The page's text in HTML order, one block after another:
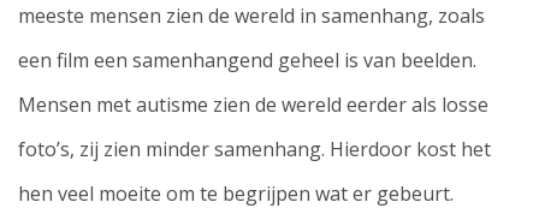
meeste mensen zien de wereld in samenhang, zoals
een film een samenhangend geheel is van beelden.
Mensen met autisme zien de wereld eerder als losse
foto’s, zij zien minder samenhang. Hierdoor kost het
hen veel moeite om te begrijpen wat er gebeurt.